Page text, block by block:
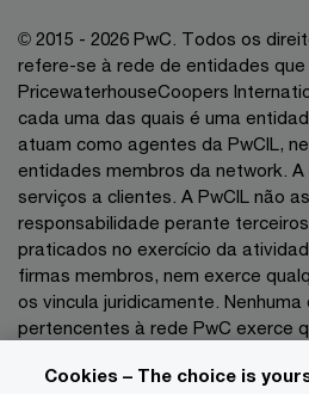
© 2015 - 2026 PwC. Todos os
refere-se à rede de entidades
PricewaterhouseCoopers
cada uma das quais é uma
atuam como agentes da PwCIL,
entidades membros da network. A
serviços a clientes. A PwCIL não
responsabilidade perante
praticados no exercício da
firmas membros, nem exerce
os vincula juridicamente.
pertencentes à rede PwC exerce
da sua atividade profissional pelo
Cookies – The choice is